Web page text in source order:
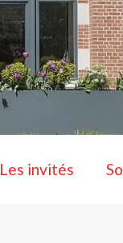
Les invités